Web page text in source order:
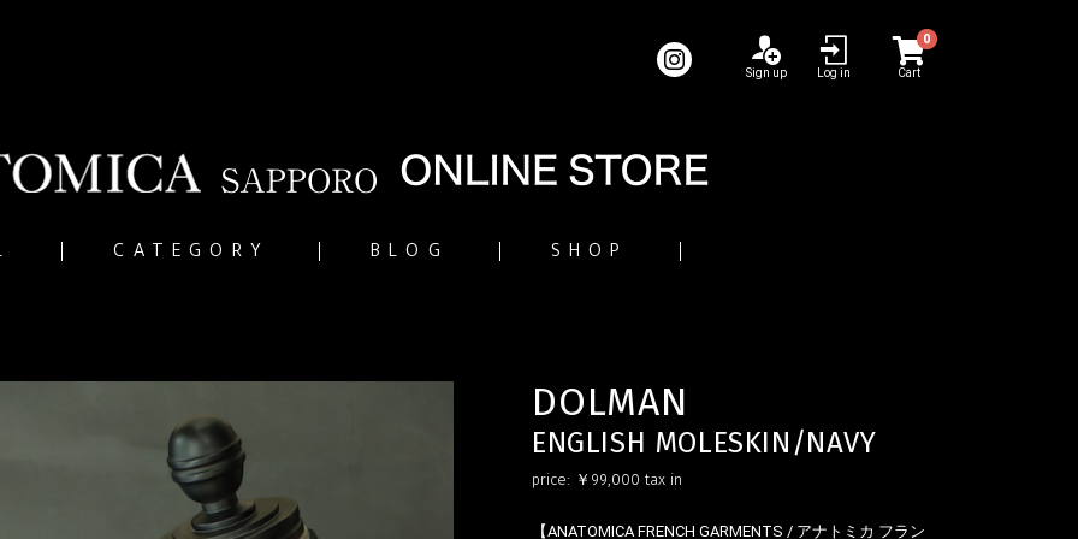
Sign up Log in
0
Cart
CATEGORY BLOG SHOP
DOLMAN
ENGLISH MOLESKIN/NAVY
price: ￥99,000 tax in
【ANATOMICA FRENCH GARMENTS / アナトミカ フラン